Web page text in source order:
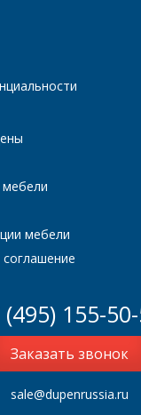
мебели
мебели
(495) 155-
Заказать звонок
sale@dupenrussia.ru